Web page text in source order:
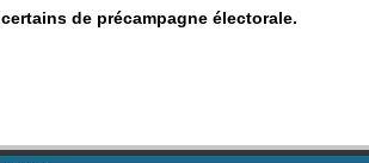
certains de précampagne électorale.